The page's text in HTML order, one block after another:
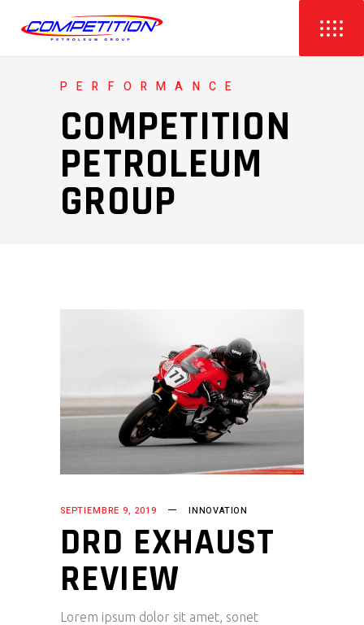
PERFORMANCE
COMPETITION
PETROLEUM
GROUP
SEPTIEMBRE 9, 2019 INNOVATION
DRD EXHAUST
REVIEW
Lorem ipsum dolor sit amet, sonet